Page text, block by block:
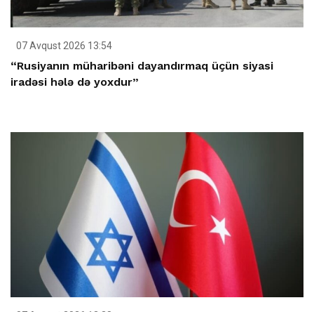
07 Avqust 2026 13:54
“Rusiyanın müharibəni dayandırmaq üçün siyasi
iradəsi hələ də yoxdur”